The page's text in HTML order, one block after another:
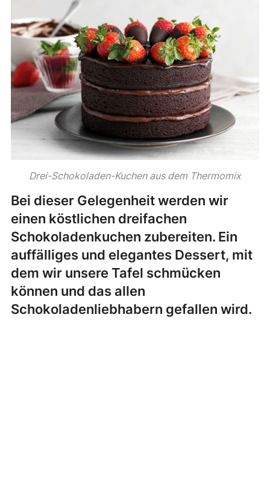
Drei-Schokoladen-Kuchen aus dem Thermomix
Bei dieser Gelegenheit werden wir
einen köstlichen dreifachen
Schokoladenkuchen zubereiten. Ein
auffälliges und elegantes Dessert, mit
dem wir unsere Tafel schmücken
können und das allen
Schokoladenliebhabern gefallen wird.